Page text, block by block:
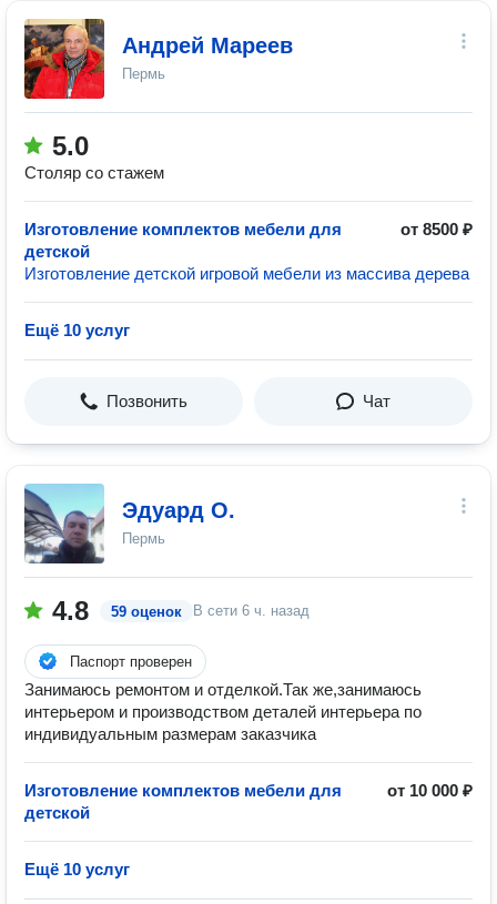
Андрей Мареев
Пермь
5.0
Столяр со стажем
Изготовление комплектов мебели для
детской
от 8500 ₽
Изготовление детской игровой мебели из массива дерева
Ещё 10 услуг
Позвонить Чат
Эдуард О.
Пермь
4.8 59 оценок В сети 6 ч. назад
Паспорт проверен
Занимаюсь ремонтом и отделкой.Так же,занимаюсь
интерьером и производством деталей интерьера по
индивидуальным размерам заказчика
Изготовление комплектов мебели для
детской
от 10 000 ₽
Ещё 10 услуг